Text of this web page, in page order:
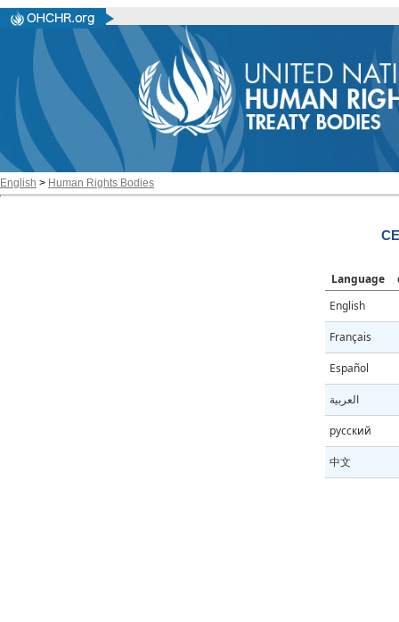
English > Human Rights Bodies
Language
English
Français
Español
العربية
русский
中文